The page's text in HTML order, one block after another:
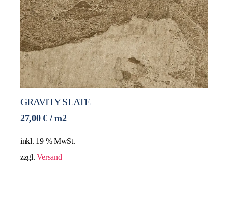
GRAVITY SLATE
27,00€ / m2
inkl. 19 % MwSt.
zzgl.Versand